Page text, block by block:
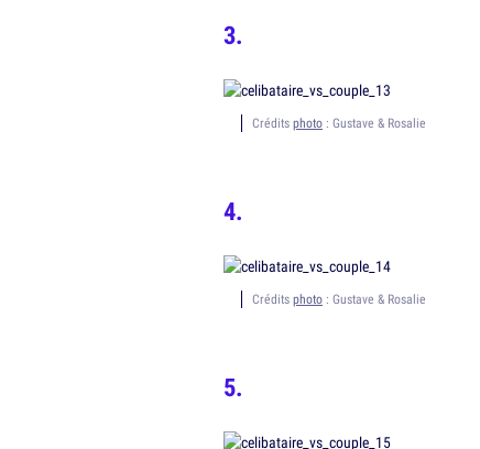
Crédits photo : Gustave & Rosalie
Crédits photo : Gustave & Rosalie